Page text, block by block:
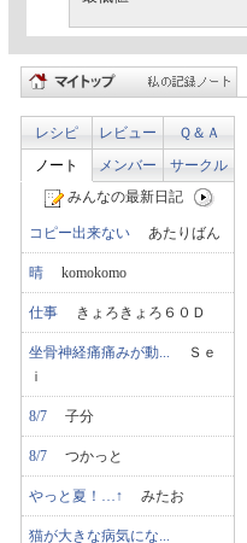
レシピ レビュー
Ｑ＆Ａ
ノート
メンバー
サークル
みんなの最新日記
コピー出来ない あたりばん
晴 komokomo
仕事 きょろきょろ６０Ｄ
坐骨神経痛痛みが動... Ｓｅ
ｉ
8/7 子分
8/7 つかっと
やっと夏！…↑ みたお
猫が大きな病気にな...